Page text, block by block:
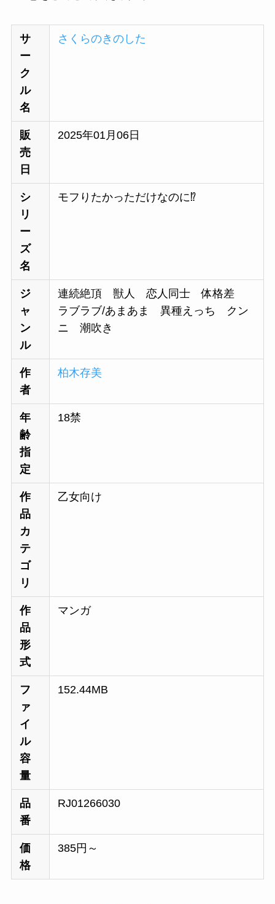
サ
ー
ク
ル
名
さくらのきのした
販
売
日
2025年01月06日
シ
リ
ー
ズ
名
モフりたかっただけなのに⁉︎
ジ
ャ
ン
ル
連続絶頂 獣人 恋人同士 体格差
ラブラブ/あまあま 異種えっち クン
ニ 潮吹き
作
者
柏木存美
年
齢
指
定
18禁
作
品
カ
テ
ゴ
リ
乙女向け
作
品
形
式
マンガ
フ
ァ
イ
ル
容
量
152.44MB
品
番
RJ01266030
価
格
385円～